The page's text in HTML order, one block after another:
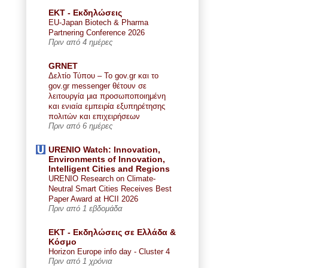
ΕΚΤ - Εκδηλώσεις
EU-Japan Biotech & Pharma
Partnering Conference 2026
Πριν από 4 ημέρες
GRNET
Δελτίο Τύπου – Το gov.gr και το
gov.gr messenger θέτουν σε
λειτουργία μια προσωποποιημένη
και ενιαία εμπειρία εξυπηρέτησης
πολιτών και επιχειρήσεων
Πριν από 6 ημέρες
URENIO Watch: Innovation,
Environments of Innovation,
Intelligent Cities and Regions
URENIO Research on Climate-
Neutral Smart Cities Receives Best
Paper Award at HCII 2026
Πριν από 1 εβδομάδα
ΕΚΤ - Εκδηλώσεις σε Ελλάδα &
Κόσμο
Horizon Europe info day - Cluster 4
Πριν από 1 χρόνια